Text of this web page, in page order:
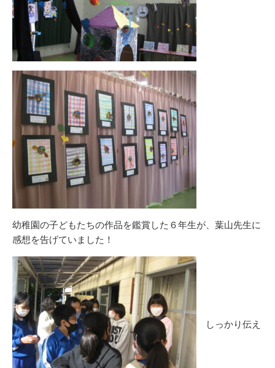
幼稚園の子どもたちの作品を鑑賞した６年生が、葉山先生に
感想を告げていました！
しっかり伝え